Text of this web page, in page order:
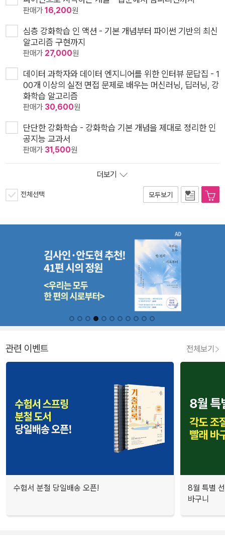
판매가16,200원
심층 강화학습 인 액션 - 기본 개념부터 파이썬 기반의 최신
알고리즘 구현까지
판매가 27,000원
데이터 과학자와 데이터 엔지니어를 위한 인터뷰 문답집 - 1
00개 이상의 실전 면접 문제로 배우는 머신러닝, 딥러닝, 강
화학습 알고리즘
판매가 30,600원
단단한 강화학습 - 강화학습 기본 개념을 제대로 정리한 인
공지능 교과서
판매가 31,500원
더보기
전체선택 모두보기
관련 이벤트 전체보기
수험서 분철 당일배송 오픈!
8월 특별
바구니